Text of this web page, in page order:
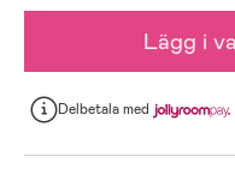
Lägg i
Delbetalamed